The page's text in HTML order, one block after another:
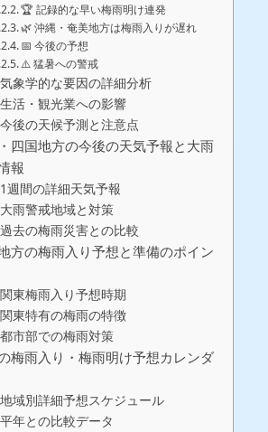
🏆 記録的な早い梅雨明け連発
🌿 沖縄・奄美地方は梅雨入りが遅れ
📅 今後の予想
⚠️ 猛暑への警戒
気象学的な要因の詳細分析
生活・観光業への影響
今後の天候予測と注意点
四国地方の今後の天気予報と大雨
報
1週間の詳細天気予報
大雨警戒地域と対策
過去の梅雨災害との比較
方の梅雨入り予想と準備のポイン
関東梅雨入り予想時期
関東特有の梅雨の特徴
都市部での梅雨対策
梅雨入り・梅雨明け予想カレンダ
地域別詳細予想スケジュール
平年との比較データ